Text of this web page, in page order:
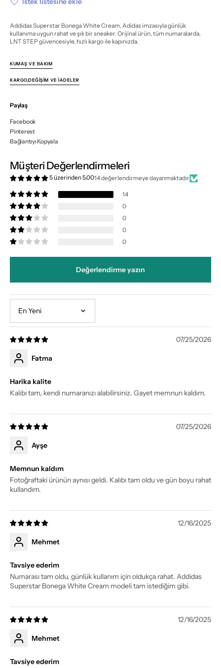
azalt
artır
Addidas Superstar Bonega White Cream, Adidas imzasıyla günlük
kullanıma uygun rahat ve şık bir sneaker. Orijinal ürün, tüm numaralarda.
LNT STEP güvencesiyle, hızlı kargo ile kapınızda.
KUMAŞ VE BAKIM
KARGO,DEĞIŞIM VE İADELER
Paylaş
Facebook
Pinterest
Bağlantıyı Kopyala
Müşteri Değerlendirmeleri
5 üzerinden 5.0014 değerlendirmeye dayanmaktadır
14
0
0
0
0
Değerlendirme yazın
Sort by
07/25/2026
Fatma
Harika kalite
Kalıbı tam, kendi numaranızı alabilirsiniz. Gayet memnun kaldım.
07/25/2026
Ayşe
Memnun kaldım
Fotoğraftaki ürünün aynısı geldi. Kalıbı tam oldu ve gün boyu rahat
kullandım.
12/16/2025
Mehmet
Tavsiye ederim
Numarası tam oldu, günlük kullanım için oldukça rahat. Addidas
Superstar Bonega White Cream modeli tam istediğim gibi.
12/16/2025
Mehmet
Tavsiye ederim